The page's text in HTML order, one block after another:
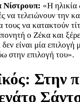
Νίστρουπ: «Η ηλικία
να τελειώνουν την
να κατακτούν
ο Ζέκα και
είναι μία επιλογή
στην επιλογή του».
Στην